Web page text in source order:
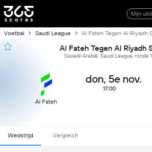
Mijn
Voetbal Saudi League Al Fateh Tegen Al Riyadh
Al Fateh Tegen Al Riyadh
Saoedi-Arabië, Saudi League, ronde
Al Fateh
don, 5e nov.
17:00
Wedstrijd Vergleich